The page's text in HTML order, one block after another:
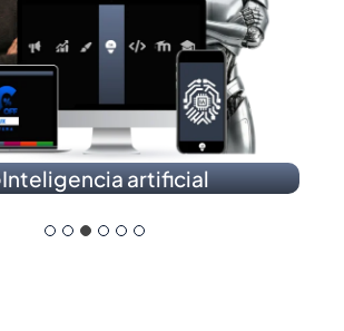
Inteligencia artificial